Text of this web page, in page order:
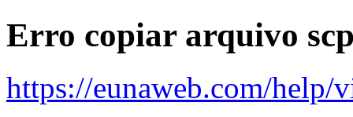
Erro copiar arquivo
https://eunaweb.com/